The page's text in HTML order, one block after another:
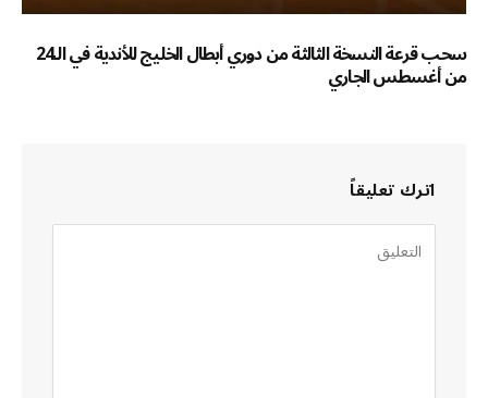
سحب قرعة النسخة الثالثة من دوري أبطال الخليج للأندية في الـ24
من أغسطس الجاري
اترك تعليقاً